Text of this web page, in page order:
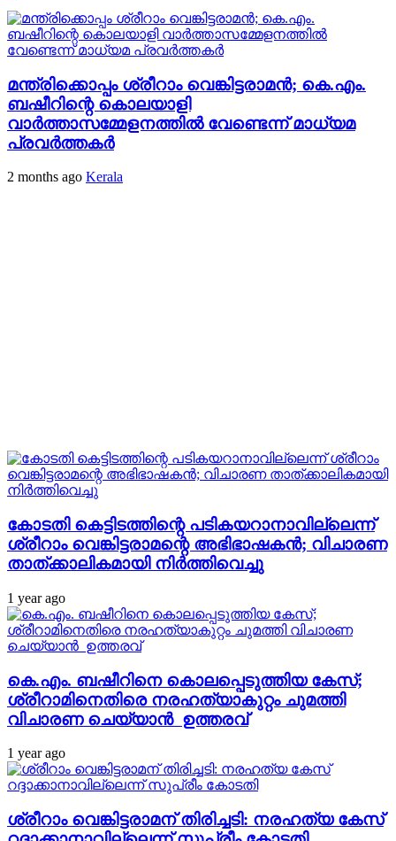
മന്ത്രിക്കൊപ്പം ശ്രീറാം വെങ്കിട്ടരാമന്‍; കെ.എം.
ബഷീറിന്റെ കൊലയാളി
വാര്‍ത്താസമ്മേളനത്തില്‍ വേണ്ടെന്ന് മാധ്യമ
പ്രവര്‍ത്തകര്‍
2 months ago Kerala
കോടതി കെട്ടിടത്തിന്റെ പടികയറാനാവില്ലെന്ന്
ശ്രീറാം വെങ്കിട്ടരാമന്റെ അഭിഭാഷകന്‍; വിചാരണ
താത്ക്കാലികമായി നിര്‍ത്തിവെച്ചു
1 year ago
കെ.എം. ബഷീറിനെ കൊലപ്പെടുത്തിയ കേസ്;
ശ്രീറാമിനെതിരെ നരഹത്യാകുറ്റം ചുമത്തി
വിചാരണ ചെയ്യാന്‍ ഉത്തരവ്
1 year ago
ശ്രീറാം വെങ്കിട്ടരാമന് തിരിച്ചടി: നരഹത്യ കേസ്